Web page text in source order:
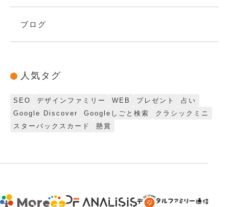
ブログ
人気タグ
SEO デザインファミリー WEB プレゼント
占い
Google Discover
Googleしごと検索
クラシックミニ
スターバックスカード
懸賞